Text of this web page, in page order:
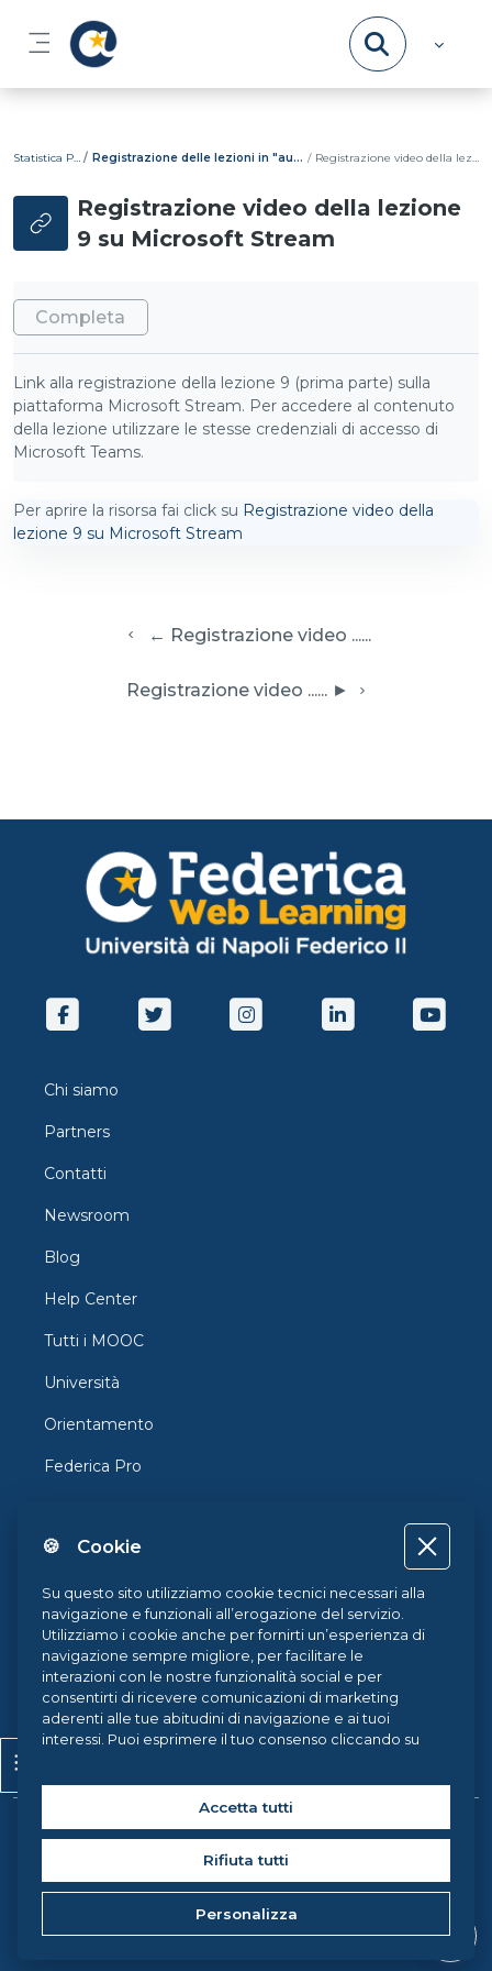
Pannello laterale
Apri indice del corso
Statistica Psicometrica Registrazione delle lezioni in "aula" virtuale e diario delle lezioni Registrazione video della lezione 9 su Microsoft Stream
Registrazione video della lezione
9 su Microsoft Stream
Completa
Link alla registrazione della lezione 9 (prima parte) sulla
piattaforma Microsoft Stream. Per accedere al contenuto
della lezione utilizzare le stesse credenziali di accesso di
Microsoft Teams.
Per aprire la risorsa fai click su Registrazione video della
lezione 9 su Microsoft Stream
  ← Registrazione video ......
Registrazione video ...... ►
Chi siamo
Partners
Contatti
Newsroom
Blog
Help Center
Tutti i MOOC
Università
Orientamento
Federica Pro
Federica Coursera
Accessibilità
Privacy
Termini e Condizioni
Cookie Policy
Copyright © 2026 Federica Weblearning, all rights reserved. |
Federica Weblearning - Centro di Ateneo per l'Innovazione, la
Sperimentazione e la Diffusione della Didattica Multimediale
Università degli Studi di Napoli Federico II, via Partenope 36 -
80121, Napoli (Italy) C.F. 00876220633
🍪 Cookie
Su questo sito utilizziamo cookie tecnici necessari alla
navigazione e funzionali all’erogazione del servizio.
Utilizziamo i cookie anche per fornirti un’esperienza di
navigazione sempre migliore, per facilitare le
interazioni con le nostre funzionalità social e per
consentirti di ricevere comunicazioni di marketing
aderenti alle tue abitudini di navigazione e ai tuoi
interessi. Puoi esprimere il tuo consenso cliccando su
tue preferenze accedendo al nostro
visitando la nostraCookie Policy.
Accetta tutti
Rifiuta tutti
Personalizza